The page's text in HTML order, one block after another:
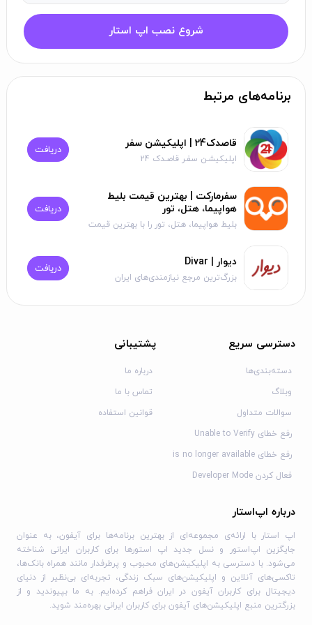
شروع نصب اپ استار
برنامه‌های مرتبط
قاصدک24 | اپلیکیشن سفر
اپلیکیشـن سفـر قاصـدک 24
دریافت
سفرمارکت | بهترین قیمت بلیط
هواپیما، هتل، تور
بلیط هواپیما، هتل، تور را با بهترین قیمت
دریافت
دیوار | Divar
بزرگ‌ترین مرجع نیازمندی‌های ایران
دریافت
دسترسی سریع
دسته‌بندی‌ها
وبلاگ
سوالات متداول
رفع خطای Unable to Verify
رفع خطای is no longer available
فعال کردن Developer Mode
پشتیبانی
درباره ما
تماس با ما
قوانین استفاده
درباره اپ‌استار
اپ استار با ارائه‌ی مجموعه‌ای از بهترین برنامه‌ها برای آیفون، به عنوان
جایگزین اپ‌استور و نسل جدید اپ استورها برای کاربران ایرانی شناخته
می‌شود. با دسترسی به اپلیکیشن‌های محبوب و پرطرفدار مانند همراه بانک‌ها،
تاکسی‌های آنلاین و اپلیکیشن‌های سبک زندگی، تجربه‌ای بی‌نظیر از دنیای
دیجیتال برای کاربران آیفون در ایران فراهم کرده‌ایم. به ما بپیوندید و از
بزرگترین منبع اپلیکیشن‌های آیفون برای کاربران ایرانی بهره‌مند شوید.